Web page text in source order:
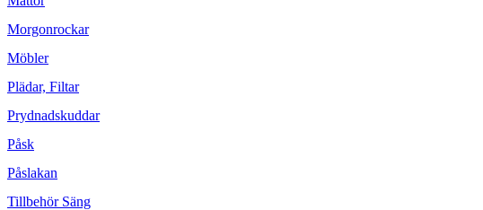
Morgonrockar
Möbler
Plädar, Filtar
Prydnadskuddar
Påsk
Påslakan
Tillbehör Säng